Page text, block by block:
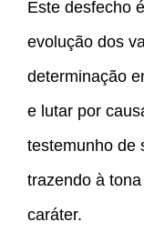
Este desfecho
evolução dos
determinação
e lutar por
testemunho de
trazendo à
caráter.